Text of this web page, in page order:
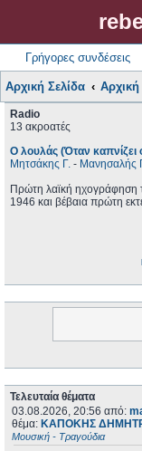
Γρήγορες συνδέσεις
Αρχική Σελίδα
Radio
13 ακροατές
Ο λουλάς (Όταν καπνίζει
Μητσάκης Γ. - Μανησαλής
Πρώτη λαϊκή ηχογράφηση
1946 και βέβαια πρώτη
Τελευταία θέματα
03.08.2026, 20:56 από:
θέμα: ΚΑΠΟΚΗΣ
Μουσική - Τραγούδια